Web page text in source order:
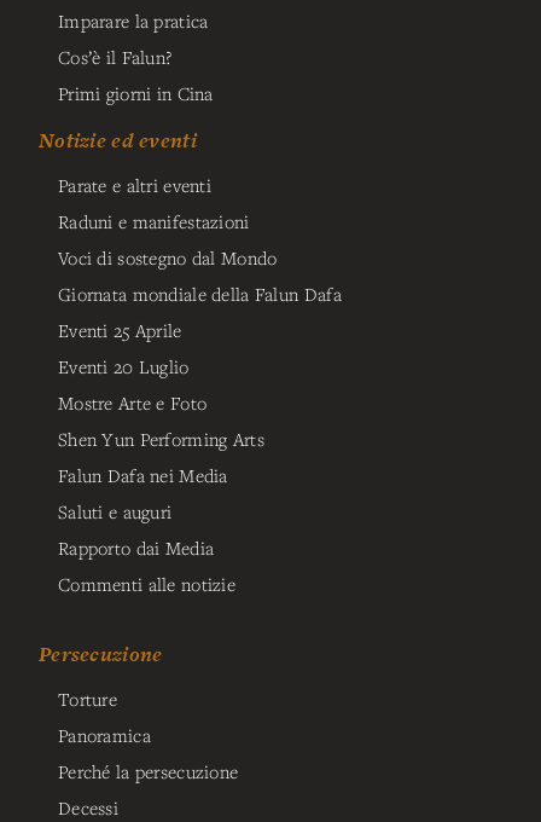
Imparare la pratica
Cos’è il Falun?
Primi giorni in Cina
Notizie ed eventi
Parate e altri eventi
Raduni e manifestazioni
Voci di sostegno dal Mondo
Giornata mondiale della Falun Dafa
Eventi 25 Aprile
Eventi 20 Luglio
Mostre Arte e Foto
Shen Yun Performing Arts
Falun Dafa nei Media
Saluti e auguri
Rapporto dai Media
Commenti alle notizie
Persecuzione
Torture
Panoramica
Perché la persecuzione
Decessi